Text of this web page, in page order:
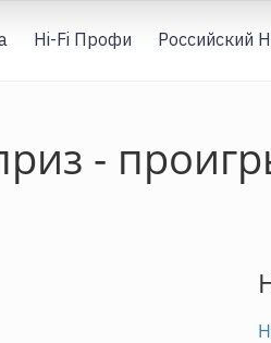
Hi-Fi Профи Российский
-